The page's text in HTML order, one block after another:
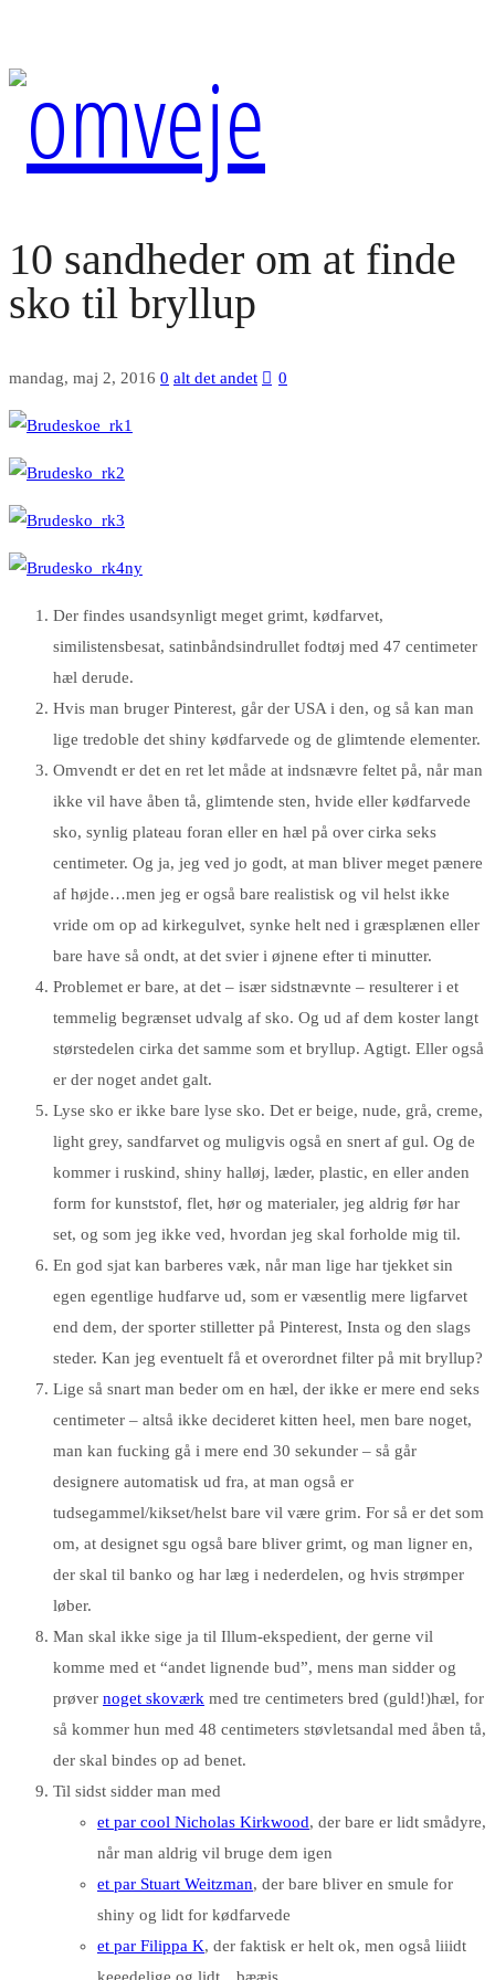
10 sandheder om at finde
sko til bryllup
mandag, maj 2, 2016 0 alt det andet 0
Der findes usandsynligt meget grimt, kødfarvet,
similistensbesat, satinbåndsindrullet fodtøj med 47 centimeter
hæl derude.
Hvis man bruger Pinterest, går der USA i den, og så kan man
lige tredoble det shiny kødfarvede og de glimtende elementer.
Omvendt er det en ret let måde at indsnævre feltet på, når man
ikke vil have åben tå, glimtende sten, hvide eller kødfarvede
sko, synlig plateau foran eller en hæl på over cirka seks
centimeter. Og ja, jeg ved jo godt, at man bliver meget pænere
af højde…men jeg er også bare realistisk og vil helst ikke
vride om op ad kirkegulvet, synke helt ned i græsplænen eller
bare have så ondt, at det svier i øjnene efter ti minutter.
Problemet er bare, at det – især sidstnævnte – resulterer i et
temmelig begrænset udvalg af sko. Og ud af dem koster langt
størstedelen cirka det samme som et bryllup. Agtigt. Eller også
er der noget andet galt.
Lyse sko er ikke bare lyse sko. Det er beige, nude, grå, creme,
light grey, sandfarvet og muligvis også en snert af gul. Og de
kommer i ruskind, shiny halløj, læder, plastic, en eller anden
form for kunststof, flet, hør og materialer, jeg aldrig før har
set, og som jeg ikke ved, hvordan jeg skal forholde mig til.
En god sjat kan barberes væk, når man lige har tjekket sin
egen egentlige hudfarve ud, som er væsentlig mere ligfarvet
end dem, der sporter stilletter på Pinterest, Insta og den slags
steder. Kan jeg eventuelt få et overordnet filter på mit bryllup?
Lige så snart man beder om en hæl, der ikke er mere end seks
centimeter – altså ikke decideret kitten heel, men bare noget,
man kan fucking gå i mere end 30 sekunder – så går
designere automatisk ud fra, at man også er
tudsegammel/kikset/helst bare vil være grim. For så er det som
om, at designet sgu også bare bliver grimt, og man ligner en,
der skal til banko og har læg i nederdelen, og hvis strømper
løber.
Man skal ikke sige ja til Illum-ekspedient, der gerne vil
komme med et “andet lignende bud”, mens man sidder og
prøver noget skoværk med tre centimeters bred (guld!)hæl, for
så kommer hun med 48 centimeters støvletsandal med åben tå,
der skal bindes op ad benet.
Til sidst sidder man med
et par cool Nicholas Kirkwood, der bare er lidt smådyre,
når man aldrig vil bruge dem igen
et par Stuart Weitzman, der bare bliver en smule for
shiny og lidt for kødfarvede
et par Filippa K, der faktisk er helt ok, men også liiidt